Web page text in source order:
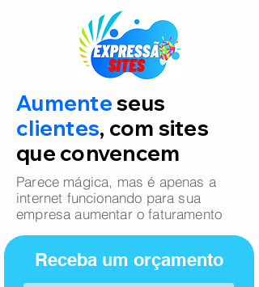
Aumenteseus
clientes, com sites
que convencem
Parece mágica, mas é apenas a
internet funcionando para sua
empresa aumentar o faturamento
Receba um orçamento